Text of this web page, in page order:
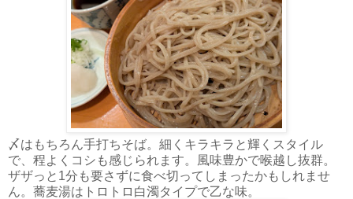
〆はもちろん手打ちそば。細くキラキラと輝くスタイル
で、程よくコシも感じられます。風味豊かで喉越し抜群。
ザザっと1分も要さずに食べ切ってしまったかもしれませ
ん。蕎麦湯はトロトロ白濁タイプで乙な味。